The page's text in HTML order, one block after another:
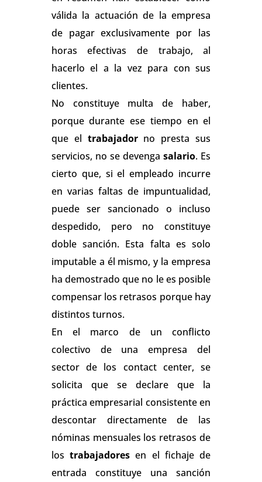
válida la actuación de la empresa
de pagar exclusivamente por las
horas efectivas de trabajo, al
hacerlo el a la vez para con sus
clientes.
No constituye multa de haber,
porque durante ese tiempo en el
que el trabajadorno presta sus
servicios, no se devengasalario. Es
cierto que, si el empleado incurre
en varias faltas de impuntualidad,
puede ser sancionado o incluso
despedido, pero no constituye
doble sanción. Esta falta es solo
imputable a él mismo, y la empresa
ha demostrado que no le es posible
compensar los retrasos porque hay
distintos turnos.
En el marco de un conflicto
colectivo de una empresa del
sector de los contact center, se
solicita que se declare que la
práctica empresarial consistente en
descontar directamente de las
nóminas mensuales los retrasos de
los trabajadoresen el fichaje de
entrada constituye una sanción